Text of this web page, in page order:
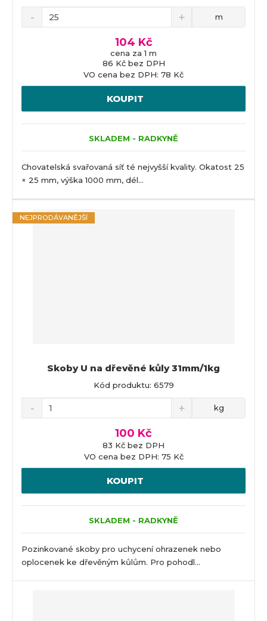
104 Kč
cena za 1 m
86 Kč bez DPH
VO cena bez DPH: 78 Kč
m
KOUPIT
SKLADEM - RADKYNĚ
Chovatelská svařovaná síť té nejvyšší kvality. Okatost 25
× 25 mm, výška 1000 mm, dél...
NEJPRODÁVANĚJŠÍ
Skoby U na dřevěné kůly 31mm/1kg
Kód produktu: 6579
100 Kč
83 Kč bez DPH
VO cena bez DPH: 75 Kč
kg
KOUPIT
SKLADEM - RADKYNĚ
Pozinkované skoby pro uchycení ohrazenek nebo
oplocenek ke dřevěným kůlům. Pro pohodl...